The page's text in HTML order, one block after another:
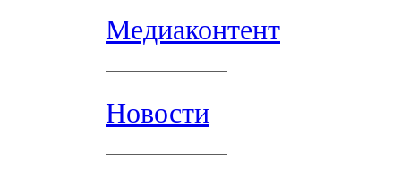
Медиаконтент
Новости